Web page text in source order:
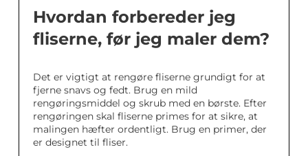
Hvordan forbereder jeg
fliserne, før jeg maler dem?
Det er vigtigt at rengøre fliserne grundigt for at
fjerne snavs og fedt. Brug en mild
rengøringsmiddel og skrub med en børste. Efter
rengøringen skal fliserne primes for at sikre, at
malingen hæfter ordentligt. Brug en primer, der
er designet til fliser.